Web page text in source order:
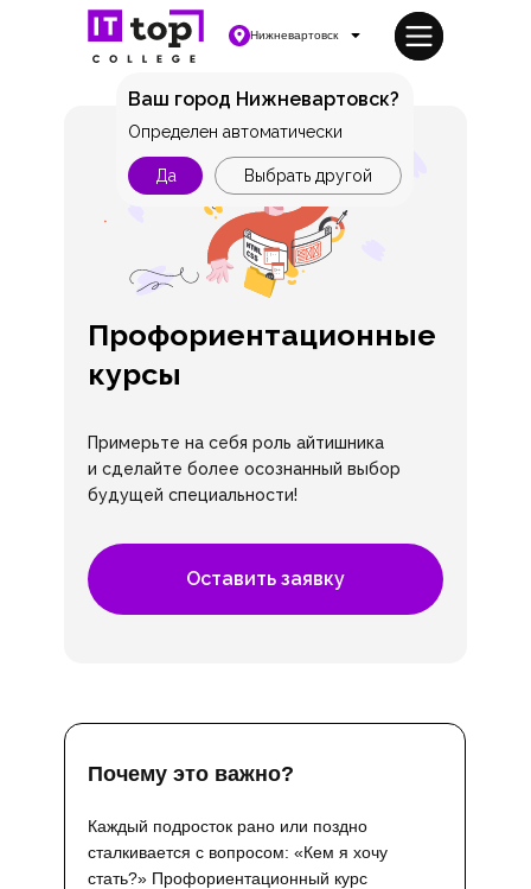
Нижневартовск
Ваш город Нижневартовск?
Да Выбрать другой
Определен автоматически
Примерьте на себя роль айтишника
и сделайте более осознанный выбор
будущей специальности!
Профориентационные
курсы
Оставить заявку
Почему это важно?
Каждый подросток рано или поздно
сталкивается с вопросом: «Кем я хочу
стать?» Профориентационный курс